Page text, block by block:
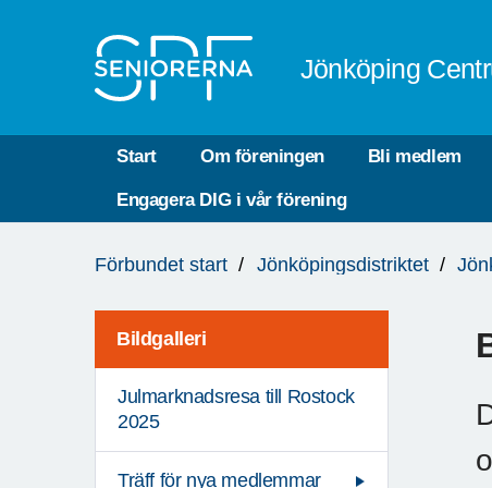
Jönköping
Start Om föreningen Bli medlem
Engagera DIG i vår förening
är
Förbundet start Jönköpingsdistriktet
Bildgalleri
Julmarknadsresa till Rostock
2025
Träff för nya medlemmar